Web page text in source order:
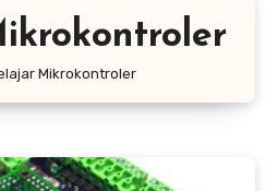
Mikrokontroler